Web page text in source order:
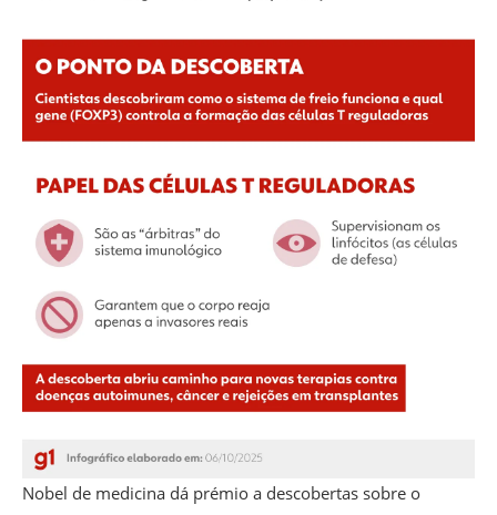
Nobel de medicina dá prémio a descobertas sobre o